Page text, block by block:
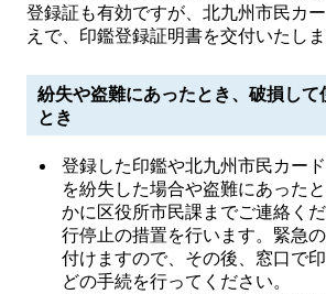
登録証も有効ですが、北九州市民カ
えで、印鑑登録証明書を交付いたしま
紛失や盗難にあったとき、破損して
とき
登録した印鑑や北九州市民カード
を紛失した場合や盗難にあった
かに区役所市民課までご連絡く
行停止の措置を行います。緊急
付けますので、その後、窓口で
どの手続を行ってください。